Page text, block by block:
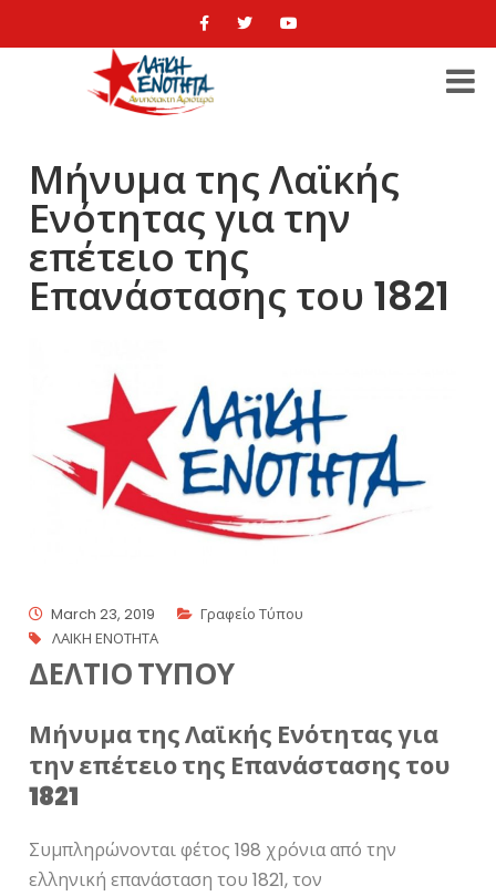
Μήνυμα της Λαϊκής
Ενότητας για την
επέτειο της
Επανάστασης του 1821
March 23, 2019
Γραφείο Τύπου
ΛΑΙΚΗ ΕΝΟΤΗΤΑ
ΔΕΛΤΙΟ ΤΥΠΟΥ
Μήνυμα της Λαϊκής Ενότητας για
την επέτειο της Επανάστασης του
1821
Συμπληρώνονται φέτος 198 χρόνια από την
ελληνική επανάσταση του 1821, τον